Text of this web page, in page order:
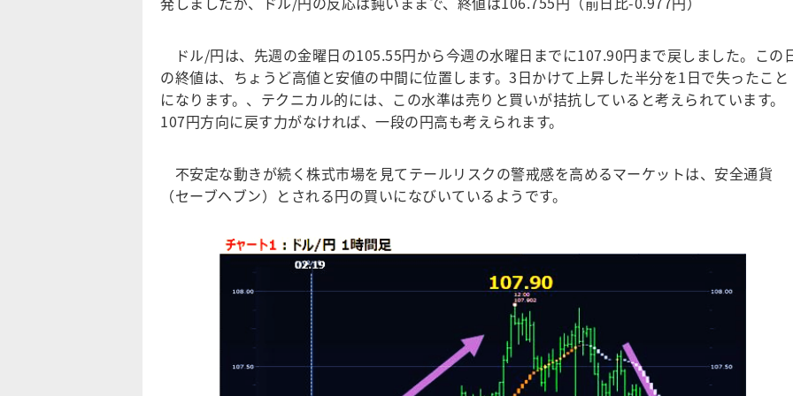
ドル/円は、先週の金曜日の105.55円から今週の水曜日までに107.90円まで戻しました。この
の終値は、ちょうど高値と安値の中間に位置します。3日かけて上昇した半分を1日で失ったこと
になります。、テクニカル的には、この水準は売りと買いが拮抗していると考えられています。
107円方向に戻す力がなければ、一段の円高も考えられます。
不安定な動きが続く株式市場を見てテールリスクの警戒感を高めるマーケットは、安全通貨
（セーブヘブン）とされる円の買いになびいているようです。